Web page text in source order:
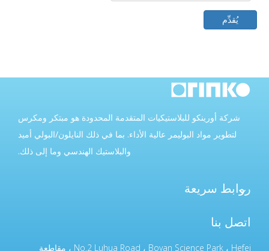
يُقدِّم
شركة أورينكو للبلاستيكيات المتقدمة المحدودة هو مبتكر ومكرس
لتطوير مواد البوليمر عالية الأداء. بما في ذلك النايلون/البولي أميد
والبلاستيك الهندسي وما إلى ذلك.
روابط سريعة
اتصل بنا
No.2 Luhua Road ، Boyan Science Park ، Hefei ، مقاطعة